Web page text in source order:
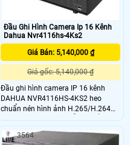
Đầu Ghi Hình Camera Ip 16 Kênh
Dahua Nvr4116hs-4Ks2
Giá Bán: 5,140,000 ₫
Giá gốc: 5,140,000 ₫
Đầu ghi hình camera IP 16 kênh
DAHUA NVR4116HS-4KS2 heo
chuẩn nén hình ảnh H.265/H.264
với hai luồng dữ liệu hỗ trợ hiển thị
2CH 4K và 4CH 1080, 16CH 720,
cho đầu ra hình ảnh rõ nét, chi tiết,
3564